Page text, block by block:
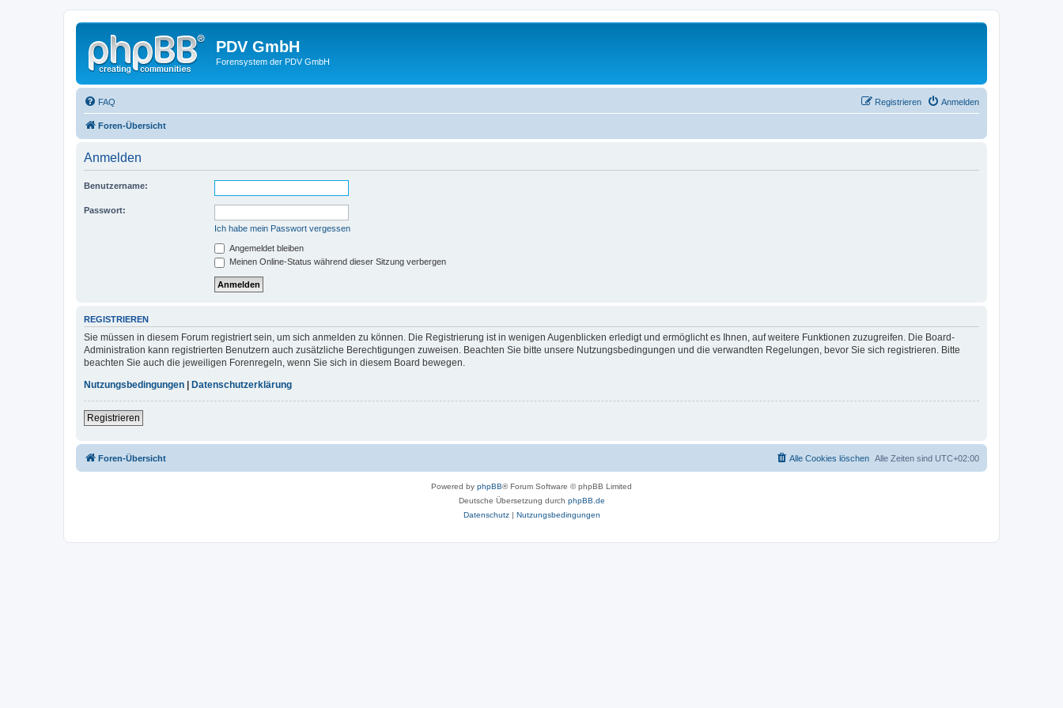
PDV GmbH
Forensystem der PDV GmbH
FAQ Anmelden
Registrieren
Foren-Übersicht
Anmelden
Benutzername:
Passwort:
Ich habe mein Passwort vergessen
Angemeldet bleiben
Meinen Online-Status während dieser Sitzung verbergen
REGISTRIEREN
Sie müssen in diesem Forum registriert sein, um sich anmelden zu können. Die Registrierung ist in wenigen Augenblicken erledigt und ermöglicht es Ihnen, auf weitere Funktionen zuzugreifen. Die Board-
Administration kann registrierten Benutzern auch zusätzliche Berechtigungen zuweisen. Beachten Sie bitte unsere Nutzungsbedingungen und die verwandten Regelungen, bevor Sie sich registrieren. Bitte
beachten Sie auch die jeweiligen Forenregeln, wenn Sie sich in diesem Board bewegen.
Nutzungsbedingungen
Datenschutzerklärung
Registrieren
Foren-Übersicht Alle Zeiten sind UTC+02:00
Alle Cookies löschen
Powered by phpBB® Forum Software © phpBB Limited
Deutsche Übersetzung durch phpBB.de
Datenschutz| Nutzungsbedingungen